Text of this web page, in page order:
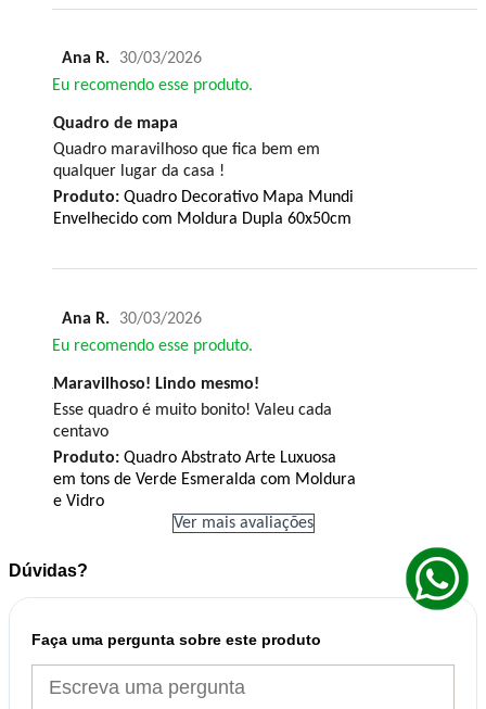
Ana R.
30/03/2026
Eu recomendo esse produto.
Quadro de mapa
Quadro maravilhoso que fica bem em
qualquer lugar da casa !
Produto: Quadro Decorativo Mapa Mundi
Envelhecido com Moldura Dupla 60x50cm
Ana R.
30/03/2026
Eu recomendo esse produto.
Maravilhoso! Lindo mesmo!
Esse quadro é muito bonito! Valeu cada
centavo
Produto: Quadro Abstrato Arte Luxuosa
em tons de Verde Esmeralda com Moldura
e Vidro
Ver mais avaliações
Dúvidas?
Faça uma pergunta sobre este produto